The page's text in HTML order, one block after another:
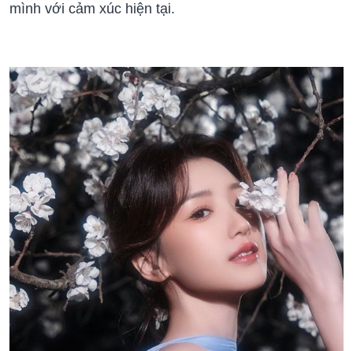
mình với cảm xúc hiện tại.